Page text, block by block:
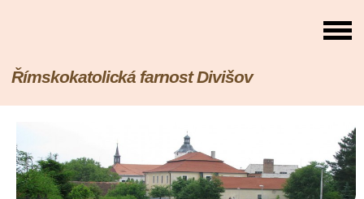
Římskokatolická farnost Divišov